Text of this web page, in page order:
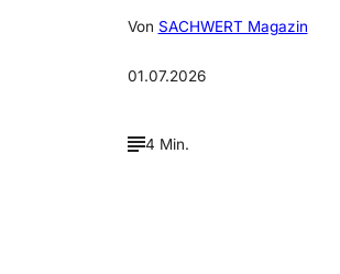
Von SACHWERT Magazin
01.07.2026
4 Min.